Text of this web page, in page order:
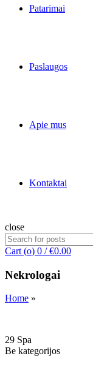
Patarimai
Paslaugos
Apie mus
Kontaktai
close
Search
for:
Cart (o) 0 / €0.00
Nekrologai
Home »
29 Spa
Be kategorijos